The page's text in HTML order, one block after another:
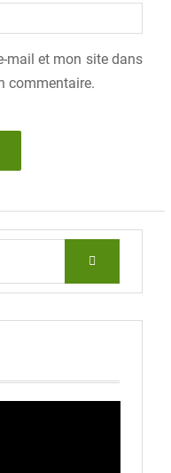
mail et mon site dans
commentaire.